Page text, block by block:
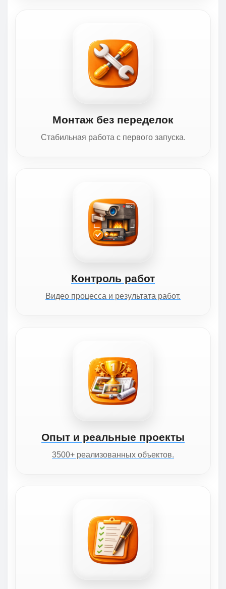
Монтаж без переделок
Стабильная работа с первого запуска.
Контроль работ
Видео процесса и результата работ.
Опыт и реальные проекты
3500+ реализованных объектов.